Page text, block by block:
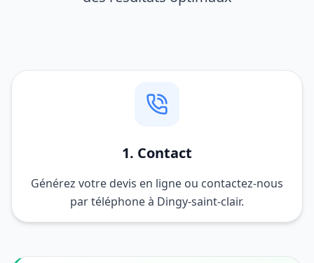
1. Contact
Générez votre devis en ligne ou contactez-nous
par téléphone à Dingy-saint-clair.